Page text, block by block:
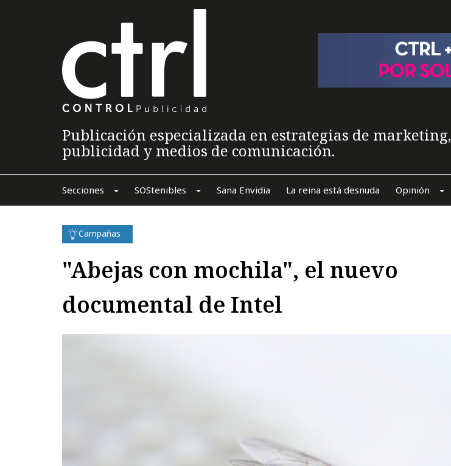
Publicación especializada en estrategias de marketing,
publicidad y medios de comunicación.
Secciones SOStenibles Sana Envidia La reina está desnuda Opinión
Campañas
"Abejas con mochila", el nuevo
documental de Intel